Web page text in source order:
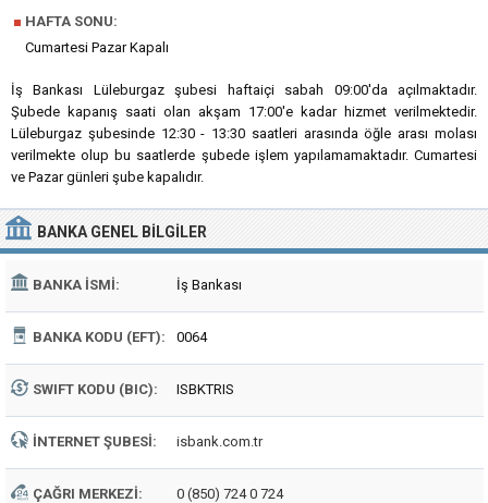
■ HAFTA SONU:
Cumartesi Pazar Kapalı
İş Bankası Lüleburgaz şubesi haftaiçi sabah 09:00'da açılmaktadır.
Şubede kapanış saati olan akşam 17:00'e kadar hizmet verilmektedir.
Lüleburgaz şubesinde 12:30 - 13:30 saatleri arasında öğle arası molası
verilmekte olup bu saatlerde şubede işlem yapılamamaktadır. Cumartesi
ve Pazar günleri şube kapalıdır.
BANKA GENEL BILGILER
BANKA İSMI: İş Bankası
BANKA KODU (EFT): 0064
SWIFT KODU (BIC): ISBKTRIS
İNTERNET ŞUBESI: isbank.com.tr
ÇAĞRI MERKEZI: 0 (850) 724 0 724